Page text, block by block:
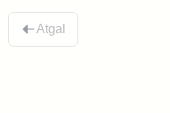
Atgal